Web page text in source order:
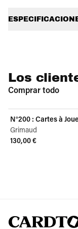
Los
Comprar todo
N°200 : Cartes à
Grimaud
130,00 €